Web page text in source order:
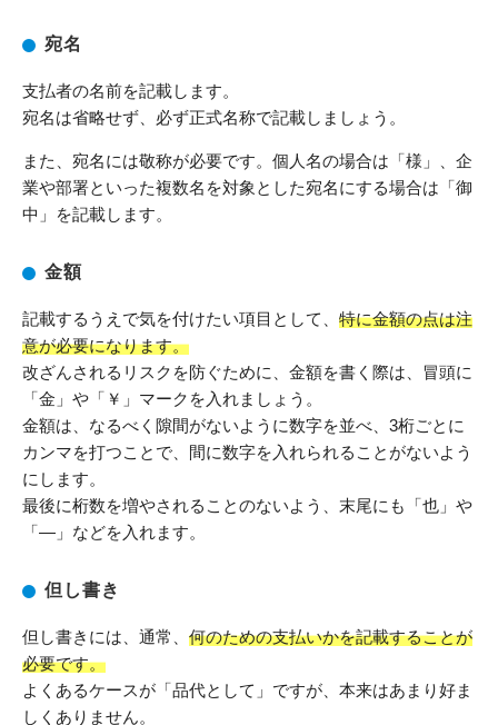
宛名
支払者の名前を記載します。
宛名は省略せず、必ず正式名称で記載しましょう。
また、宛名には敬称が必要です。個人名の場合は「様」、企
業や部署といった複数名を対象とした宛名にする場合は「御
中」を記載します。
金額
記載するうえで気を付けたい項目として、 特に金額の点は注
意が必要になります。
改ざんされるリスクを防ぐために、金額を書く際は、冒頭に
「金」や「￥」マークを入れましょう。
金額は、なるべく隙間がないように数字を並べ、3桁ごとに
カンマを打つことで、間に数字を入れられることがないよう
にします。
最後に桁数を増やされることのないよう、末尾にも「也」や
「―」などを入れます。
但し書き
但し書きには、通常、 何のための支払いかを記載することが
必要です。
よくあるケースが「品代として」ですが、本来はあまり好ま
しくありません。